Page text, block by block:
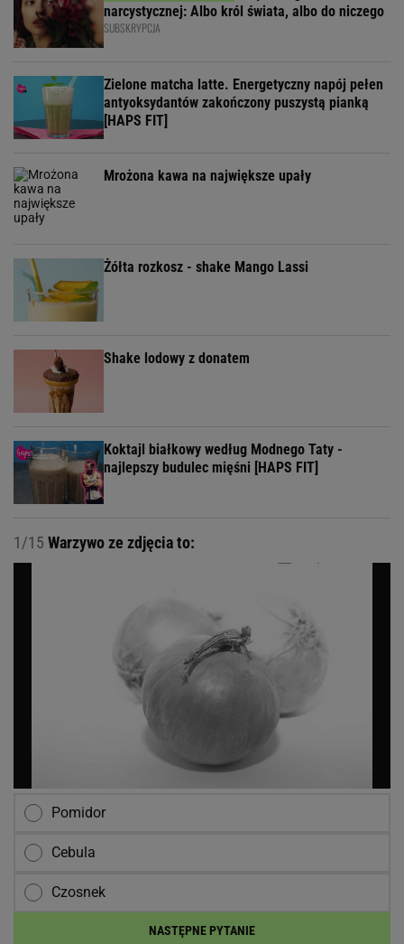
narcystycznej: Albo król świata, albo do niczego
SUBSKRYPCJA
Zielone matcha latte. Energetyczny napój pełen
antyoksydantów zakończony puszystą pianką
[HAPS FIT]
Mrożona kawa na największe upały
Żółta rozkosz - shake Mango Lassi
Shake lodowy z donatem
Koktajl białkowy według Modnego Taty -
najlepszy budulec mięśni [HAPS FIT]
1/15 Warzywo ze zdjęcia to:
Pomidor
Cebula
Czosnek
NASTĘPNE PYTANIE